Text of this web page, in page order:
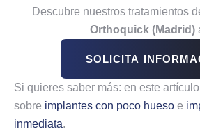
Descubre nuestros tratamientos
Orthoquick (Madrid)
SOLICITA
Si quieres saber más: en este
sobre implantes con poco hueso e
inmediata.